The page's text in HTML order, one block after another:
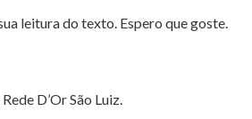
leitura do texto. Espero que goste.
D’Or São Luiz.